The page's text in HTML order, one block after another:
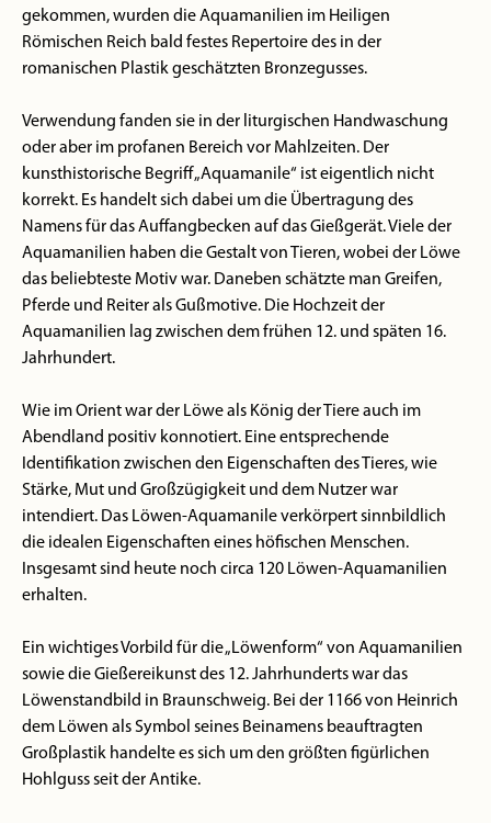
gekommen, wurden die Aquamanilien im Heiligen
Römischen Reich bald festes Repertoire des in der
romanischen Plastik geschätzten Bronzegusses.
Verwendung fanden sie in der liturgischen Handwaschung
oder aber im profanen Bereich vor Mahlzeiten. Der
kunsthistorische Begriff „Aquamanile“ ist eigentlich nicht
korrekt. Es handelt sich dabei um die Übertragung des
Namens für das Auffangbecken auf das Gießgerät. Viele der
Aquamanilien haben die Gestalt von Tieren, wobei der Löwe
das beliebteste Motiv war. Daneben schätzte man Greifen,
Pferde und Reiter als Gußmotive. Die Hochzeit der
Aquamanilien lag zwischen dem frühen 12. und späten 16.
Jahrhundert.
Wie im Orient war der Löwe als König der Tiere auch im
Abendland positiv konnotiert. Eine entsprechende
Identifikation zwischen den Eigenschaften des Tieres, wie
Stärke, Mut und Großzügigkeit und dem Nutzer war
intendiert. Das Löwen-Aquamanile verkörpert sinnbildlich
die idealen Eigenschaften eines höfischen Menschen.
Insgesamt sind heute noch circa 120 Löwen-Aquamanilien
erhalten.
Ein wichtiges Vorbild für die „Löwenform“ von Aquamanilien
sowie die Gießereikunst des 12. Jahrhunderts war das
Löwenstandbild in Braunschweig. Bei der 1166 von Heinrich
dem Löwen als Symbol seines Beinamens beauftragten
Großplastik handelte es sich um den größten figürlichen
Hohlguss seit der Antike.